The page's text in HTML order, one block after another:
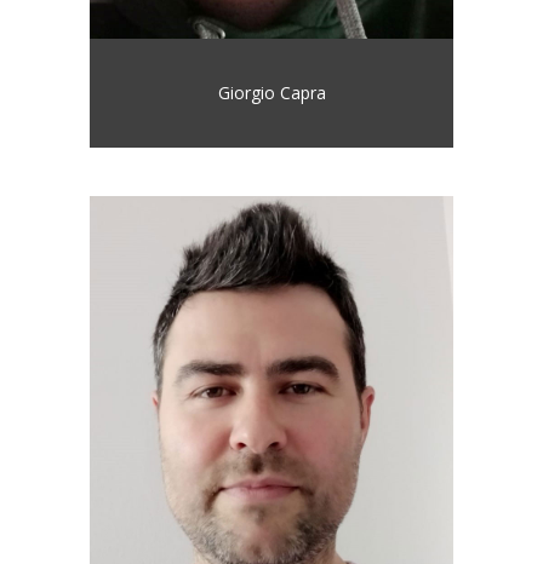
Giorgio Capra